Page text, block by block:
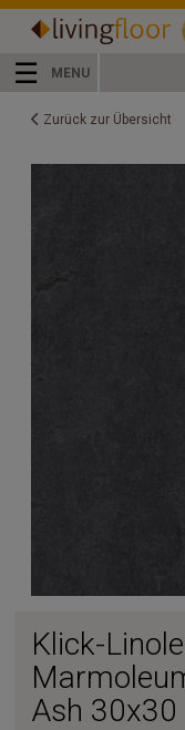
☰ MENU
Zurück zur Übersicht
Klick-
Ash 30x30